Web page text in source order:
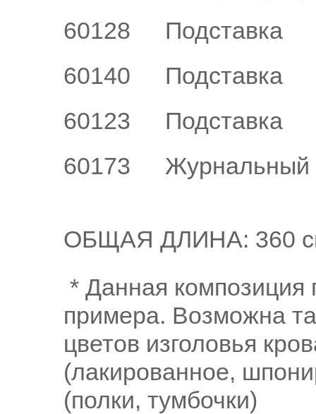
60128
Подставка
60140
Подставка
60123
Подставка
60173
Журнальный
ОБЩАЯ ДЛИНА: 360
* Данная композиция
примера. Возможна
цветов изголовья
(лакированное,
(полки, тумбочки)